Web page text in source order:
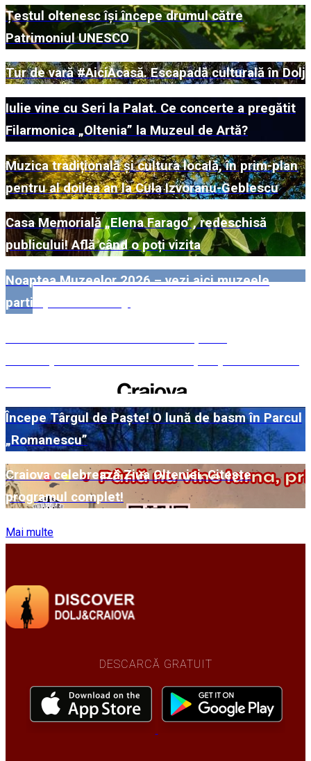
Țestul oltenesc își începe drumul către
Patrimoniul UNESCO
Tur de vară #AiciAcasă. Escapadă culturală în Dolj
Iulie vine cu Seri la Palat. Ce concerte a pregătit
Filarmonica „Oltenia” la Muzeul de Artă?
Muzica tradițională și cultura locală, în prim-plan
pentru al doilea an la Cula Izvoranu-Geblescu
Casa Memorială „Elena Farago”, redeschisă
publicului! Află când o poți vizita
Noaptea Muzeelor 2026 – vezi aici muzeele
participante din Dolj!
Începe Târgul de Paște! O lună de basm în Parcul
„Romanescu”
Craiova celebrează Ziua Olteniei. Citește
programul complet!
Mai multe
DESCARCĂ GRATUIT